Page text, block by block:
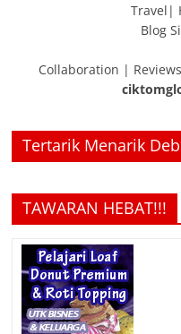
Travel|
Blog
Collaboration |
Tertarik Menarik
TAWARAN HEBAT!!!